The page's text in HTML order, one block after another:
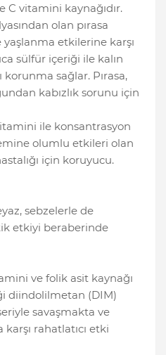
C vitamini kaynağıdır.
olan pırasa
etkilerine karşı
sülfür içeriği ile kalın
korunma sağlar. Pırasa,
kabızlık sorunu için
ile konsantrasyon
olumlu etkileri olan
için koruyucu.
sebzelerle de
etkiyi beraberinde
ve folik asit kaynağı
diindolilmetan (DIM)
savaşmakta ve
rahatlatıcı etki